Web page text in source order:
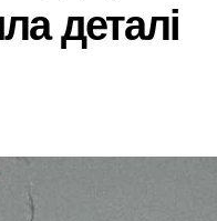
деталі